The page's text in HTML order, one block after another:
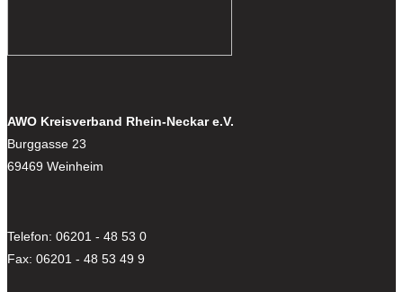
AWO Kreisverband Rhein-Neckar e.V.
Burggasse 23
69469 Weinheim
Telefon: 06201 - 48 53 0
Fax: 06201 - 48 53 49 9